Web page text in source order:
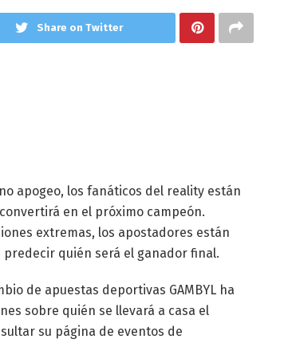
Share on Twitter
apogeo, los fanáticos del reality están
en el próximo campeón.
extremas, los apostadores están
quién será el ganador final.
de apuestas deportivas GAMBYL ha
sobre quién se llevará a casa el
su página de eventos de